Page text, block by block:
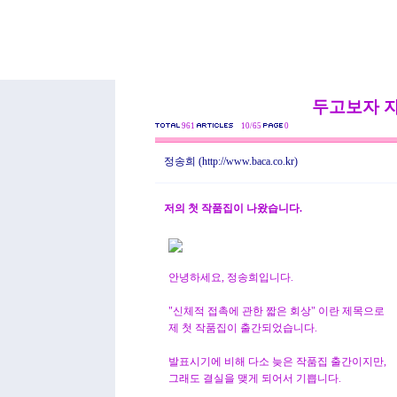
두고보자
961 10/65 0
정송희 (http://www.baca.co.kr)
저의 첫 작품집이 나왔습니다.
안녕하세요, 정송희입니다.
"신체적 접촉에 관한 짧은 회상" 이란 제목으로
제 첫 작품집이 출간되었습니다.
발표시기에 비해 다소 늦은 작품집 출간이지만,
그래도 결실을 맺게 되어서 기쁩니다.